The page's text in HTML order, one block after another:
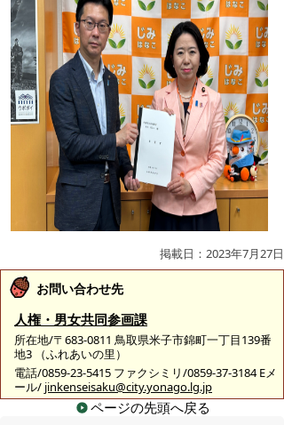
掲載日：2023年7月27日
お問い合わせ先
人権・男女共同参画課
所在地/〒683-0811 鳥取県米子市錦町一丁目139番
地3 （ふれあいの里）
電話/0859-23-5415 ファクシミリ/0859-37-3184 Eメ
ール/ jinkenseisaku@city.yonago.lg.jp
ページの先頭へ戻る